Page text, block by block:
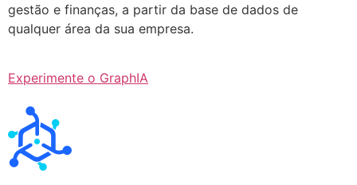
gestão e finanças, a partir da base de dados de
qualquer área da sua empresa.
Experimente o GraphIA